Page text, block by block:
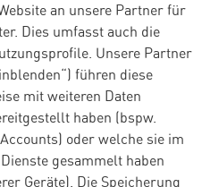
an unsere Partner für
Dies umfasst auch die
Unsere Partner
führen diese
mit weiteren Daten
haben (bspw.
oder welche sie im
gesammelt haben
Geräte). Die Speicherung
Experience
Warum
ist
eine gute User Experience